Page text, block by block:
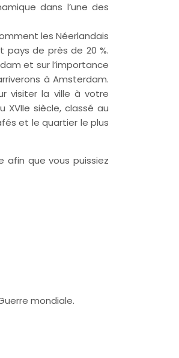
dans l’une des
les Néerlandais
de près de 20 %.
et sur l’importance
à Amsterdam.
visiter la ville à votre
siècle, classé au
et le quartier le plus
afin que vous puissiez
mondiale.